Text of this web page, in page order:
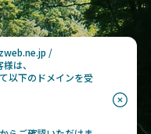
/
は、
以下のドメインを受